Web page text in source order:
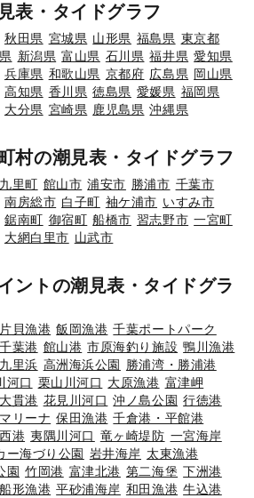
表・タイドグラフ
秋田県 宮城県 山形県 福島県 東京都
新潟県 富山県 石川県 福井県 愛知県
兵庫県 和歌山県 京都府 広島県 岡山県
高知県 香川県 徳島県 愛媛県 福岡県
大分県 宮崎県 鹿児島県 沖縄県
村の潮見表・タイドグラフ
里町 館山市 浦安市 勝浦市 千葉市
南房総市 白子町 袖ケ浦市 いすみ市
鋸南町 御宿町 船橋市 習志野市 一宮町
大網白里市 山武市
ントの潮見表・タイドグラ
片貝漁港 飯岡漁港 千葉ポートパーク
千葉港 館山港 市原海釣り施設 鴨川漁港
里浜 高洲海浜公園 勝浦湾・勝浦港
河口 栗山川河口 大原漁港 富津岬
大貫港 花見川河口 沖ノ島公園 行徳港
リーナ 保田漁港 千倉港・平館港
港 夷隅川河口 竜ヶ崎堤防 一宮海岸
ー海づり公園 岩井海岸 太東漁港
園 竹岡港 富津北港 第二海堡 下洲港
船形漁港 平砂浦海岸 和田漁港 牛込港